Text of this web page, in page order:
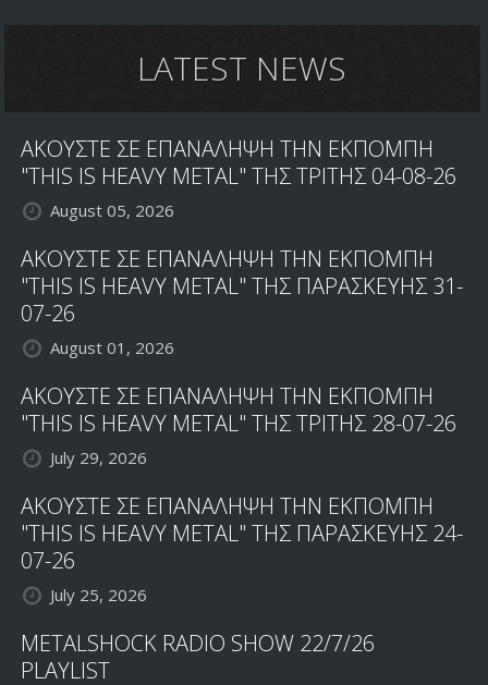
DOKKEN
ΤΟΝ
&
LATEST NEWS
ΑΚΟΥΣΤΕ ΣΕ ΕΠΑΝΑΛΗΨΗ ΤΗΝ ΕΚΠΟΜΠΗ
"THIS IS HEAVY METAL" ΤΗΣ ΤΡΙΤΗΣ 04-08-26
August 05, 2026
ΑΚΟΥΣΤΕ ΣΕ ΕΠΑΝΑΛΗΨΗ ΤΗΝ ΕΚΠΟΜΠΗ
"THIS IS HEAVY METAL" ΤΗΣ ΠΑΡΑΣΚΕΥΗΣ 31-
07-26
August 01, 2026
ΑΚΟΥΣΤΕ ΣΕ ΕΠΑΝΑΛΗΨΗ ΤΗΝ ΕΚΠΟΜΠΗ
"THIS IS HEAVY METAL" ΤΗΣ ΤΡΙΤΗΣ 28-07-26
July 29, 2026
ΑΚΟΥΣΤΕ ΣΕ ΕΠΑΝΑΛΗΨΗ ΤΗΝ ΕΚΠΟΜΠΗ
"THIS IS HEAVY METAL" ΤΗΣ ΠΑΡΑΣΚΕΥΗΣ 24-
07-26
July 25, 2026
METALSHOCK RADIO SHOW 22/7/26
PLAYLIST